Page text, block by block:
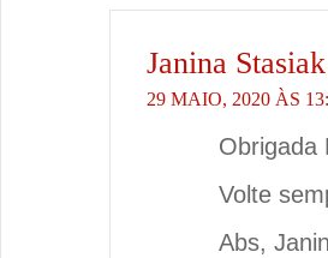
Janina Stasiak
29 MAIO, 2020 ÀS
Obrigada
Volte
Abs,